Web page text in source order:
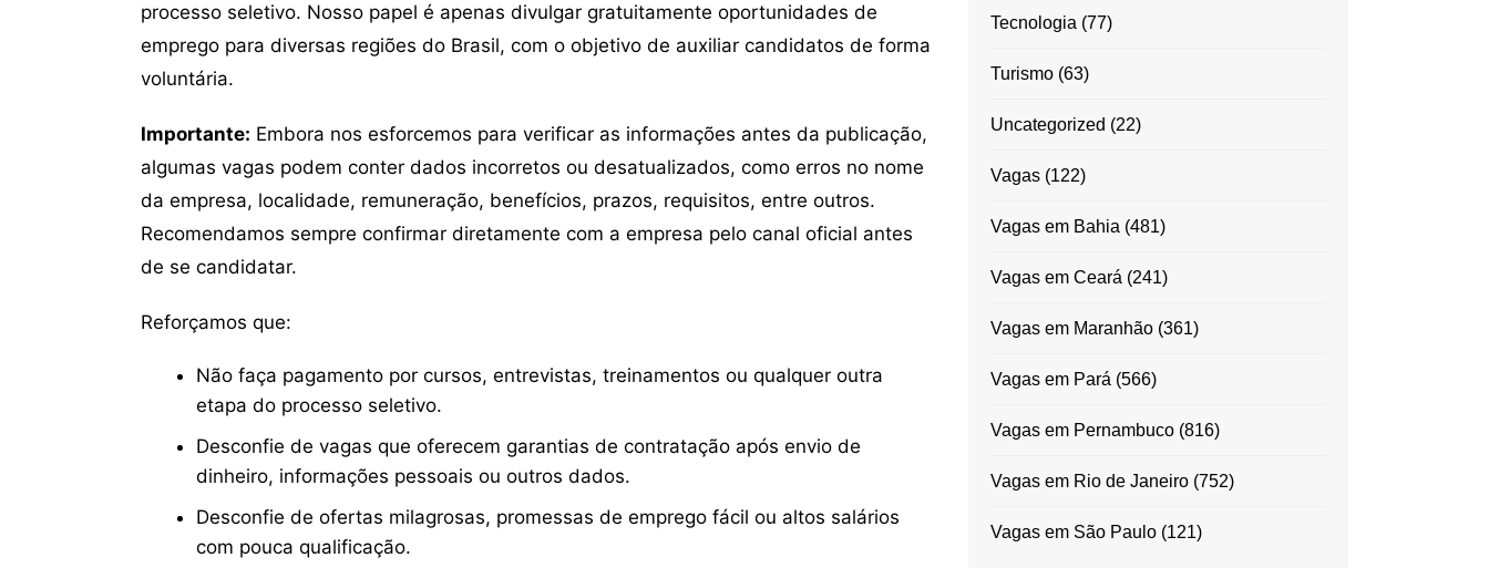
processo seletivo. Nosso papel é apenas divulgar gratuitamente oportunidades de
emprego para diversas regiões do Brasil, com o objetivo de auxiliar candidatos de forma
voluntária.
Importante: Embora nos esforcemos para verificar as informações antes da publicação,
algumas vagas podem conter dados incorretos ou desatualizados, como erros no nome
da empresa, localidade, remuneração, benefícios, prazos, requisitos, entre outros.
Recomendamos sempre confirmar diretamente com a empresa pelo canal oficial antes
de se candidatar.
Reforçamos que:
Não faça pagamento por cursos, entrevistas, treinamentos ou qualquer outra
etapa do processo seletivo.
Desconfie de vagas que oferecem garantias de contratação após envio de
dinheiro, informações pessoais ou outros dados.
Desconfie de ofertas milagrosas, promessas de emprego fácil ou altos salários
com pouca qualificação.
Tecnologia (77)
Turismo(63)
Uncategorized (22)
Vagas(122)
Vagas em Bahia (481)
Vagas em Ceará (241)
Vagas em Maranhão(361)
Vagas em Pará (566)
Vagas em Pernambuco(816)
Vagas em Rio de Janeiro(752)
Vagas em São Paulo(121)